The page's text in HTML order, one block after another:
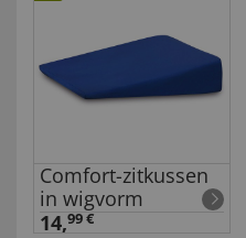
Comfort-zitkussen
in wigvorm
14,99 €